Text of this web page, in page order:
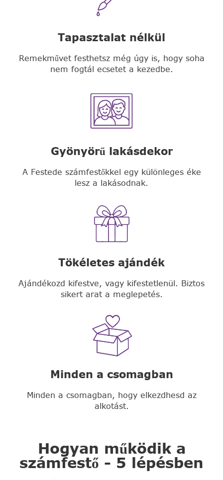
Tapasztalat nélkül
Remekművet festhetsz még úgy is, hogy soha
nem fogtál ecsetet a kezedbe.
Gyönyörű lakásdekor
A Festede számfestőkkel egy különleges éke
lesz a lakásodnak.
Tökéletes ajándék
Ajándékozd kifestve, vagy kifestetlenül. Biztos
sikert arat a meglepetés.
Minden a csomagban
Minden a csomagban, hogy elkezdhesd az
alkotást.
Hogyan működik a
számfestő - 5 lépésben